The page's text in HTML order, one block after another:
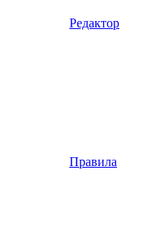
Редактор
Правила